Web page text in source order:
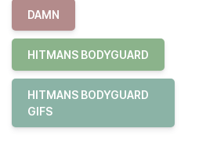
DAMN
HITMANS BODYGUARD
HITMANS BODYGUARD
GIFS